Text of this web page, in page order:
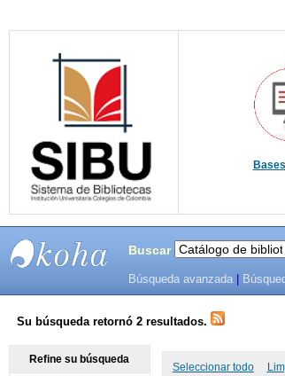
SISTEMAS
DE
Buscar
Búsqueda avanzada
Su búsqueda retornó 2 resultados.
Seleccionar todo
Refine su búsqueda